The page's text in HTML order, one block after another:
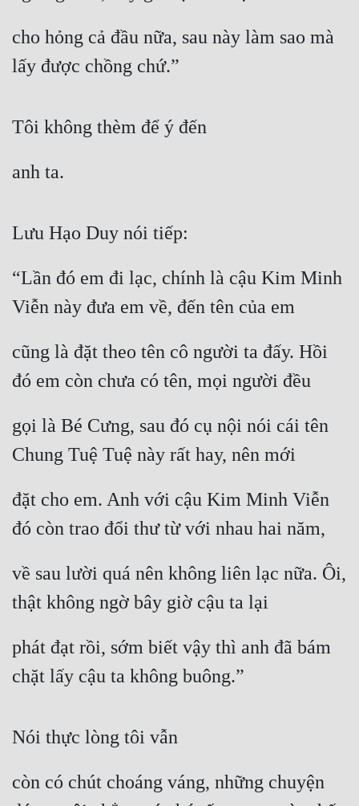
cho hỏng cả đầu nữa, sau này làm sao mà
lấy được chồng chứ.”
Tôi không thèm để ý đến
anh ta.
Lưu Hạo Duy nói tiếp:
“Lần đó em đi lạc, chính là cậu Kim Minh
Viễn này đưa em về, đến tên của em
cũng là đặt theo tên cô người ta đấy. Hồi
đó em còn chưa có tên, mọi người đều
gọi là Bé Cưng, sau đó cụ nội nói cái tên
Chung Tuệ Tuệ này rất hay, nên mới
đặt cho em. Anh với cậu Kim Minh Viễn
đó còn trao đổi thư từ với nhau hai năm,
về sau lười quá nên không liên lạc nữa. Ôi,
thật không ngờ bây giờ cậu ta lại
phát đạt rồi, sớm biết vậy thì anh đã bám
chặt lấy cậu ta không buông.”
Nói thực lòng tôi vẫn
còn có chút choáng váng, những chuyện